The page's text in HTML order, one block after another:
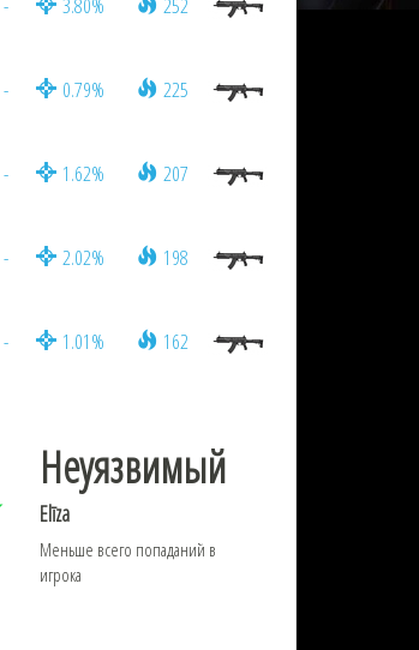
- 0.79% 225
- 1.62% 207
- 2.02% 198
- 1.01% 162
Неуязвимый
Elīza
Меньше всего попаданий в
игрока